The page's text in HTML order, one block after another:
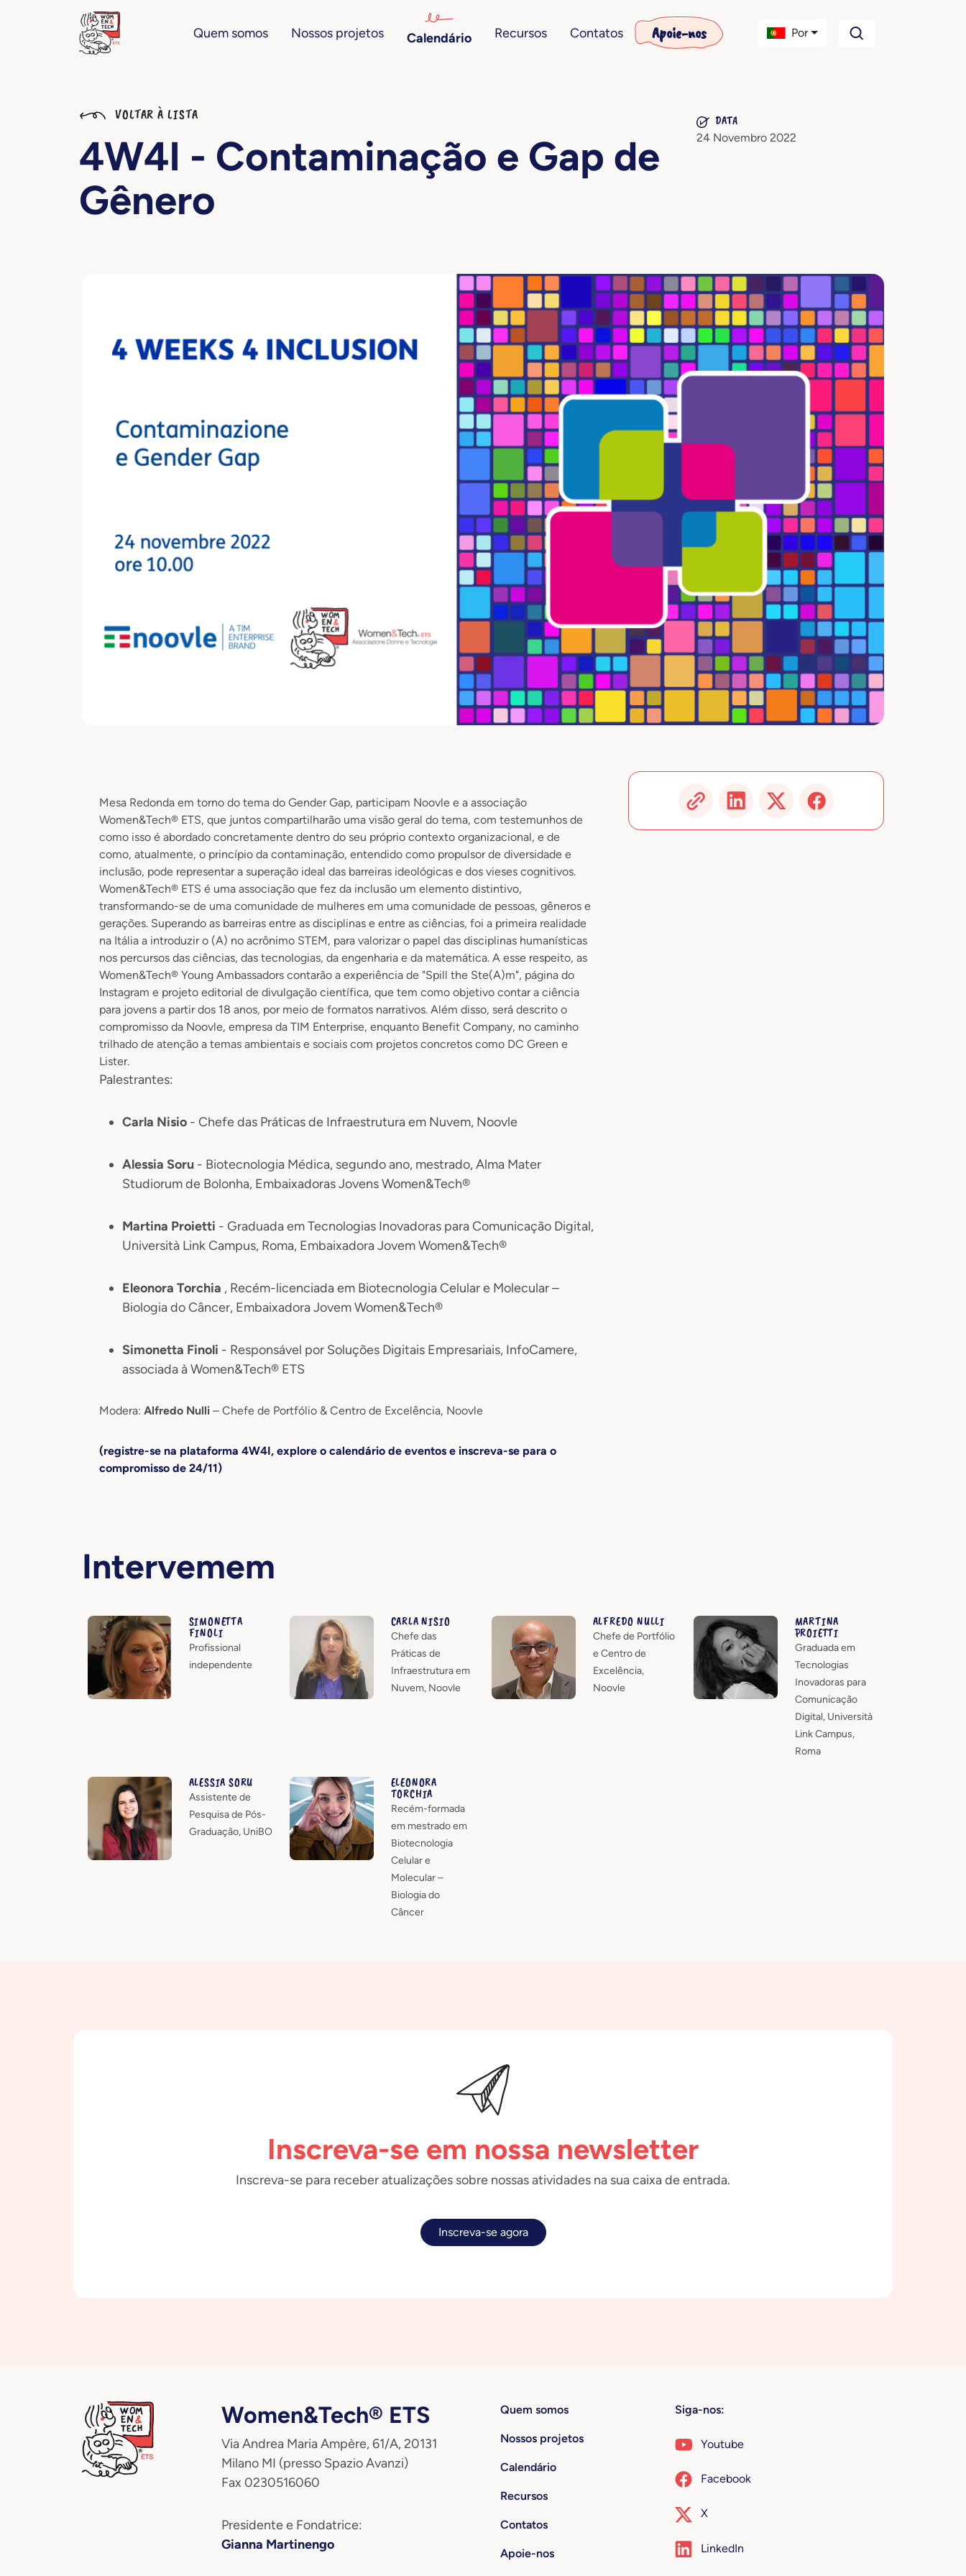
Quem somos Nossos projetos Calendário Recursos Contatos Apoie-nos Por
VOLTAR À LISTA
4W4I - Contaminação e Gap de
Gênero
DATA
24 Novembro 2022
Mesa Redonda em torno do tema do Gender Gap, participam Noovle e a associação
Women&Tech® ETS, que juntos compartilharão uma visão geral do tema, com testemunhos de
como isso é abordado concretamente dentro do seu próprio contexto organizacional, e de
como, atualmente, o princípio da contaminação, entendido como propulsor de diversidade e
inclusão, pode representar a superação ideal das barreiras ideológicas e dos vieses cognitivos.
Women&Tech® ETS é uma associação que fez da inclusão um elemento distintivo,
transformando-se de uma comunidade de mulheres em uma comunidade de pessoas, gêneros e
gerações. Superando as barreiras entre as disciplinas e entre as ciências, foi a primeira realidade
na Itália a introduzir o (A) no acrônimo STEM, para valorizar o papel das disciplinas humanísticas
nos percursos das ciências, das tecnologias, da engenharia e da matemática. A esse respeito, as
Women&Tech® Young Ambassadors contarão a experiência de "Spill the Ste(A)m", página do
Instagram e projeto editorial de divulgação científica, que tem como objetivo contar a ciência
para jovens a partir dos 18 anos, por meio de formatos narrativos. Além disso, será descrito o
compromisso da Noovle, empresa da TIM Enterprise, enquanto Benefit Company, no caminho
trilhado de atenção a temas ambientais e sociais com projetos concretos como DC Green e
Lister.
Palestrantes:
Carla Nisio - Chefe das Práticas de Infraestrutura em Nuvem, Noovle
Alessia Soru - Biotecnologia Médica, segundo ano, mestrado, Alma Mater
Studiorum de Bolonha, Embaixadoras Jovens Women&Tech®
Martina Proietti - Graduada em Tecnologias Inovadoras para Comunicação Digital,
Università Link Campus, Roma, Embaixadora Jovem Women&Tech®
Eleonora Torchia , Recém-licenciada em Biotecnologia Celular e Molecular –
Biologia do Câncer, Embaixadora Jovem Women&Tech®
Simonetta Finoli - Responsável por Soluções Digitais Empresariais, InfoCamere,
associada à Women&Tech® ETS
Modera: Alfredo Nulli – Chefe de Portfólio & Centro de Excelência, Noovle
(registre-se na plataforma 4W4I, explore o calendário de eventos e inscreva-se para o
compromisso de 24/11)
Intervemem
SIMONETTA
FINOLI
Profissional
independente
CARLA NISIO
Chefe das
Práticas de
Infraestrutura em
Nuvem, Noovle
ALFREDO NULLI
Chefe de Portfólio
e Centro de
Excelência,
Noovle
MARTINA
PROIETTI
Graduada em
Tecnologias
Inovadoras para
Comunicação
Digital, Università
Link Campus,
Roma
ALESSIA SORU
Assistente de
Pesquisa de Pós-
Graduação, UniBO
ELEONORA
TORCHIA
Recém-formada
em mestrado em
Biotecnologia
Celular e
Molecular –
Biologia do
Câncer
Inscreva-se em nossa newsletter
Inscreva-se para receber atualizações sobre nossas atividades na sua caixa de entrada.
Inscreva-se agora
Women&Tech® ETS
Via Andrea Maria Ampère, 61/A, 20131
Milano MI (presso Spazio Avanzi)
Fax 0230516060
Presidente e Fondatrice:
Gianna Martinengo
Quem somos
Nossos projetos
Calendário
Recursos
Contatos
Apoie-nos
Siga-nos:
Youtube
Facebook
X
LinkedIn